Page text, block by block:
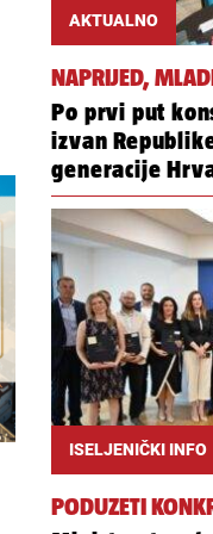
AKTUALNO
NAPRIJED,
Po prvi put
izvan
generacije
ISELJENIČKI INFO
PODUZETI